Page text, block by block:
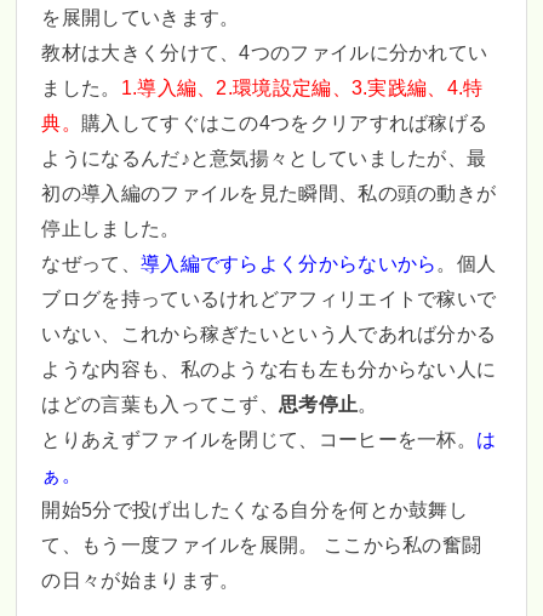
を展開していきます。
教材は大きく分けて、4つのファイルに分かれてい
ました。 1.導入編、2.環境設定編、3.実践編、4.特
典。 購入してすぐはこの4つをクリアすれば稼げる
ようになるんだ♪と意気揚々としていましたが、最
初の導入編のファイルを見た瞬間、私の頭の動きが
停止しました。
なぜって、 導入編ですらよく分からないから 。個人
ブログを持っているけれどアフィリエイトで稼いで
いない、これから稼ぎたいという人であれば分かる
ような内容も、私のような右も左も分からない人に
はどの言葉も入ってこず、思考停止。
とりあえずファイルを閉じて、コーヒーを一杯。 は
ぁ。
開始5分で投げ出したくなる自分を何とか鼓舞し
て、もう一度ファイルを展開。 ここから私の奮闘
の日々が始まります。